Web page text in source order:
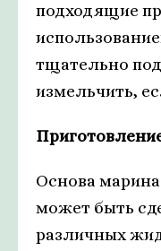
подходящие
тщательно
измельчить,
Основа
может быть
различных